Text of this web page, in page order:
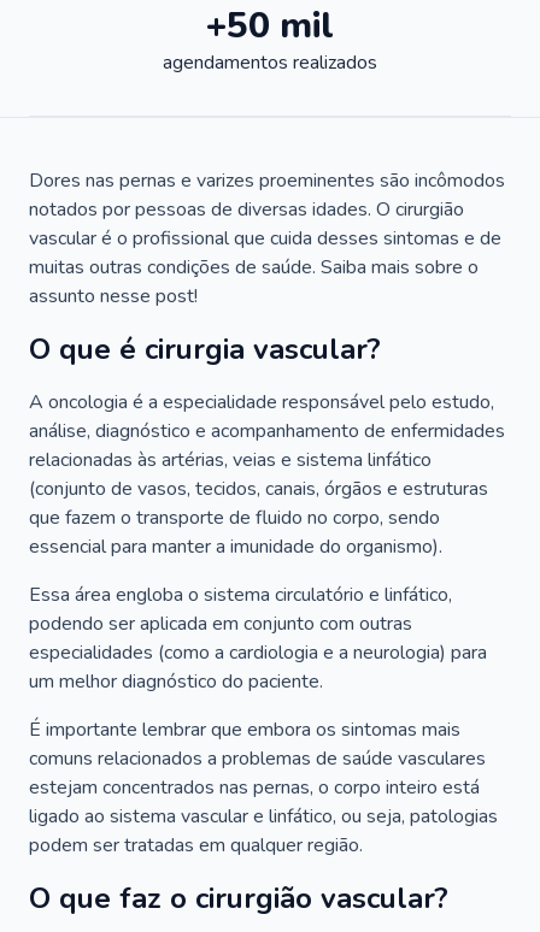
+50 mil
agendamentos realizados
Dores nas pernas e varizes proeminentes são incômodos
notados por pessoas de diversas idades. O cirurgião
vascular é o profissional que cuida desses sintomas e de
muitas outras condições de saúde. Saiba mais sobre o
assunto nesse post!
O que é cirurgia vascular?
A oncologia é a especialidade responsável pelo estudo,
análise, diagnóstico e acompanhamento de enfermidades
relacionadas às artérias, veias e sistema linfático
(conjunto de vasos, tecidos, canais, órgãos e estruturas
que fazem o transporte de fluido no corpo, sendo
essencial para manter a imunidade do organismo).
Essa área engloba o sistema circulatório e linfático,
podendo ser aplicada em conjunto com outras
especialidades (como a cardiologia e a neurologia) para
um melhor diagnóstico do paciente.
É importante lembrar que embora os sintomas mais
comuns relacionados a problemas de saúde vasculares
estejam concentrados nas pernas, o corpo inteiro está
ligado ao sistema vascular e linfático, ou seja, patologias
podem ser tratadas em qualquer região.
O que faz o cirurgião vascular?